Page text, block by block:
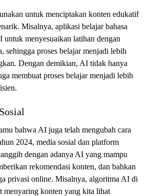
untuk menciptakan konten edukatif
Misalnya, aplikasi belajar bahasa
untuk menyesuaikan latihan dengan
sehingga proses belajar menjadi lebih
Dengan demikian, AI tidak hanya
membuat proses belajar menjadi lebih
bahwa AI juga telah mengubah cara
2024, media sosial dan platform
dengan adanya AI yang mampu
rekomendasi konten, dan bahkan
privasi online. Misalnya, algoritma AI di
menyaring konten yang kita lihat